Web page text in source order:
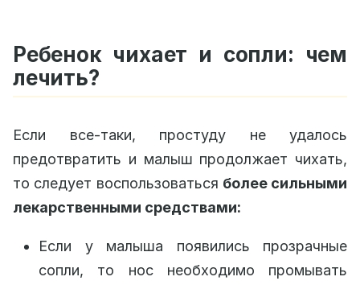
Ребенок чихает и сопли: чем
лечить?
Если все-таки, простуду не удалось
предотвратить и малыш продолжает чихать,
то следует воспользоваться более сильными
лекарственными средствами:
Если у малыша появились прозрачные
сопли, то нос необходимо промывать